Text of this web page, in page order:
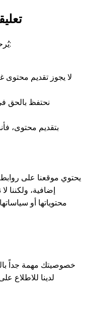
6.
يُرحب بتعليقاتك وملاحظاتك على موقعنا، لكن:
لا يجوز تقديم
نحتفظ بالحق
بتقديم محتوى،
يحتوي موقعنا على
إضافية، ولكننا
محتوياتها أو
خصوصيتك مهمة جداً
لدينا للاطلاع